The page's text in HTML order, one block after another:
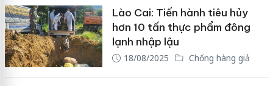
Lào Cai: Tiến hành tiêu hủy
hơn 10 tấn thực phẩm đông
lạnh nhập lậu
18/08/2025 Chống hàng giả